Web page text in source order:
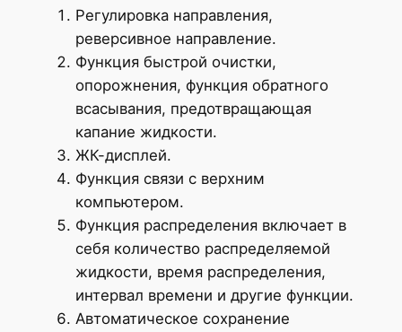
Регулировка направления,
реверсивное направление.
Функция быстрой очистки,
опорожнения, функция обратного
всасывания, предотвращающая
капание жидкости.
ЖК-дисплей.
Функция связи с верхним
компьютером.
Функция распределения включает в
себя количество распределяемой
жидкости, время распределения,
интервал времени и другие функции.
Автоматическое сохранение